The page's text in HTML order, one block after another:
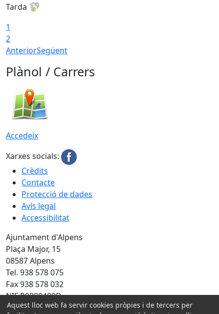
Tarda
1
2
AnteriorSegüent
Plànol / Carrers
Accedeix
Xarxes socials:
Crèdits
Contacte
Protecció de dades
Avís legal
Accessibilitat
Ajuntament d'Alpens
Plaça Major, 15
08587 Alpens
Tel. 938 578 075
Fax 938 578 032
NIF P0800400D
Aquest lloc web fa servir cookies pròpies i de tercers per